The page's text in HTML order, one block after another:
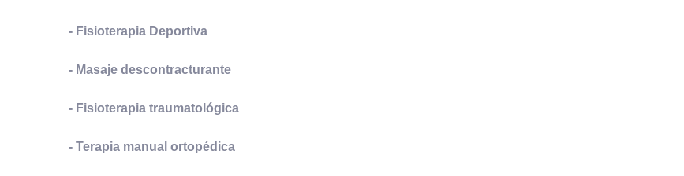
- Fisioterapia Deportiva
- Masaje descontracturante
- Fisioterapia traumatológica
- Terapia manual ortopédica